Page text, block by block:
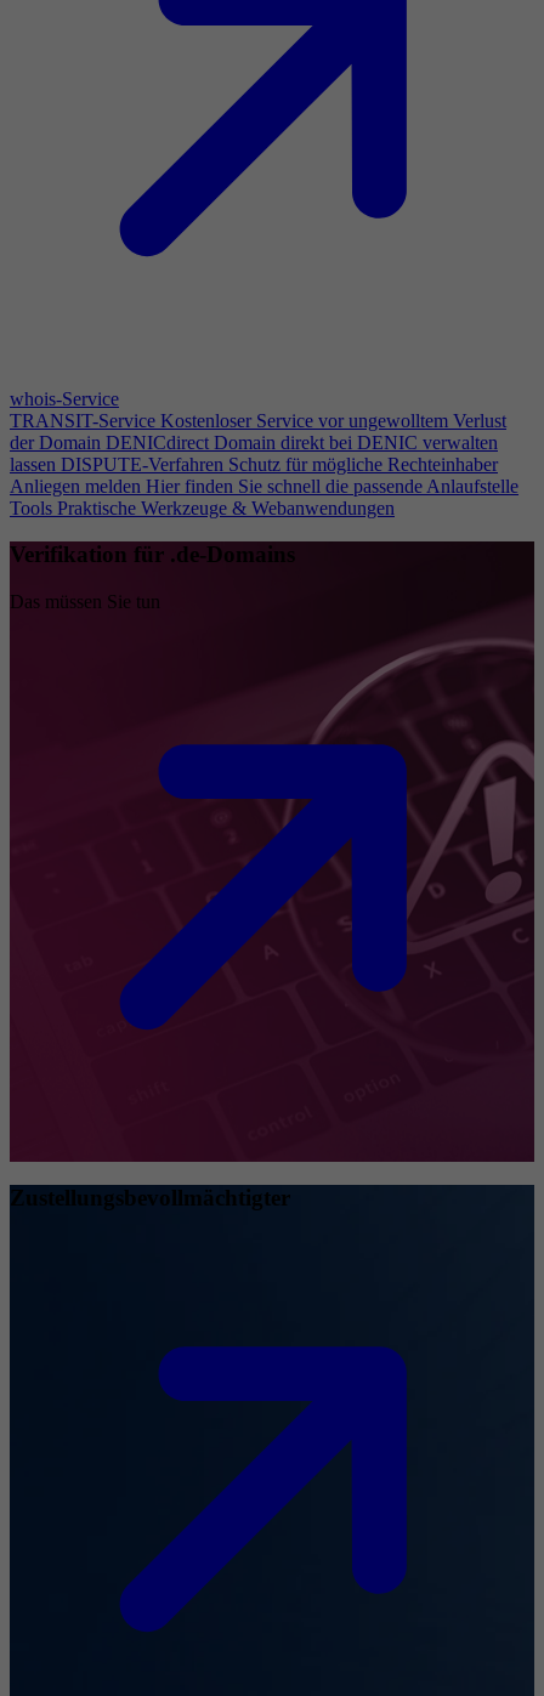
whois-Service
TRANSIT-Service Kostenloser Service vor ungewolltem Verlust
der Domain DENICdirect Domain direkt bei DENIC verwalten
lassen DISPUTE-Verfahren Schutz für mögliche Rechteinhaber
Anliegen melden Hier finden Sie schnell die passende Anlaufstelle
Tools Praktische Werkzeuge & Webanwendungen
Verifikation für .de-Domains
Das müssen Sie tun
Zustellungsbevollmächtigter